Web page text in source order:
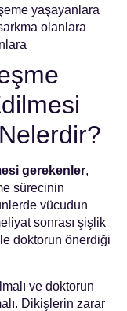
yaşayanlara
olanlara
gerekenler,
sürecinin
vücudun
sonrası şişlik
doktorun önerdiği
ve doktorun
Dikişlerin zarar